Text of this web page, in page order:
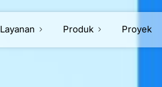
Layanan Produk Proyek